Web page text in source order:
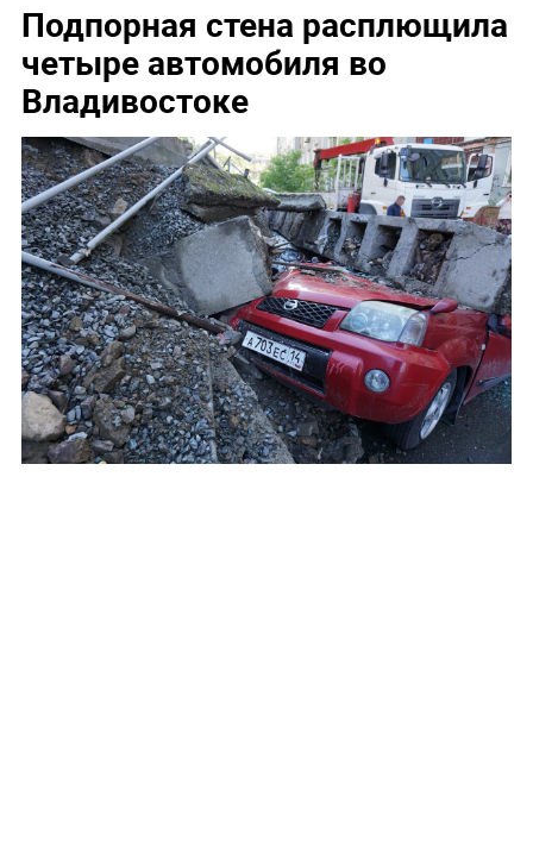
Подпорная стена расплющила
четыре автомобиля во
Владивостоке